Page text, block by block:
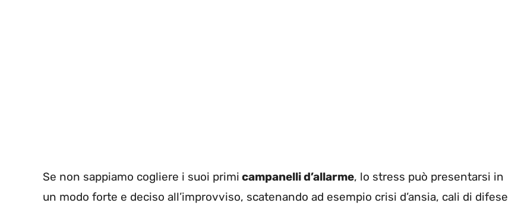
Se non sappiamo cogliere i suoi primi campanelli d’allarme, lo stress può presentarsi in
un modo forte e deciso all’improvviso, scatenando ad esempio crisi d’ansia, cali di difese